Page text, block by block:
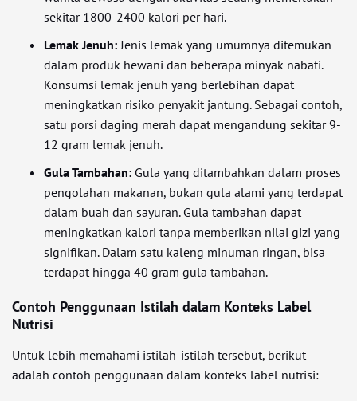
sekitar 1800-2400 kalori per hari.
Lemak Jenuh:Jenis lemak yang umumnya ditemukan
dalam produk hewani dan beberapa minyak nabati.
Konsumsi lemak jenuh yang berlebihan dapat
meningkatkan risiko penyakit jantung. Sebagai contoh,
satu porsi daging merah dapat mengandung sekitar 9-
12 gram lemak jenuh.
Gula Tambahan: Gula yang ditambahkan dalam proses
pengolahan makanan, bukan gula alami yang terdapat
dalam buah dan sayuran. Gula tambahan dapat
meningkatkan kalori tanpa memberikan nilai gizi yang
signifikan. Dalam satu kaleng minuman ringan, bisa
terdapat hingga 40 gram gula tambahan.
Contoh Penggunaan Istilah dalam Konteks Label
Nutrisi
Untuk lebih memahami istilah-istilah tersebut, berikut
adalah contoh penggunaan dalam konteks label nutrisi: